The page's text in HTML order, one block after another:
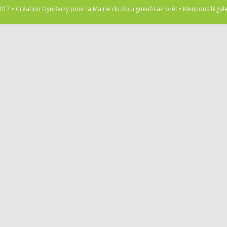
• Création DynBerry pour la Mairie du Bourgneuf-La-Forêt • Mentions